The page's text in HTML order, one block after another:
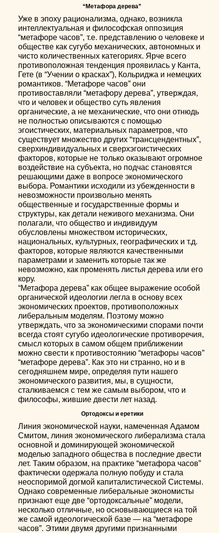
“Метафора дерева”
Уже в эпоху рационализма, однако, возникла
интеллектуальная и философская оппозиция
“метафоре часов”, т.е. представлению о человеке и
обществе как сугубо механических, автономных и
чисто количественных категориях. Ярче всего
противоположная тенденция проявилась у Канта,
Гете (в “Учении о красках”), Кольриджа и немецких
романтиков. “Метафоре часов” они
противоставляли “метафору дерева”, утверждая,
что и человек и общество суть явления
органические, а не механические, что они отнюдь
не полностью описываются с помощью
эгоистических, материальных параметров, что
существует множество других “трансцендентных”,
сверхиндивидуальных и сверхэгоистических
факторов, которые не только оказывают огромное
воздействие на субъекта, но подчас становятся
решающими даже в вопросе экономического
выбора. Романтики исходили из убежденности в
невозможности произвольно менять
общественные и государственные формы и
структуры, как детали неживого механизма. Они
полагали, что общество и индивидуум
обусловлены множеством исторических,
национальных, культурных, географических и т.д.
факторов, которые являются качественными
параметрами и заменить которые так же
невозможно, как променять листья дерева или его
кору.
“Метафора дерева” как общее выражение особой
органической идеологии легла в основу всех
экономических проектов, противоположных
либеральным моделям. Поэтому можно
утверждать, что за экономическими спорами почти
всегда стоят сугубо идеологические противоречия,
смысл которых в самом общем приближении
можно свести к противостоянию “метафоры часов”
“метафоре дерева”. Как это ни странно, но и в
сегодняшнем мире, определяя пути нашего
экономического развития, мы, в сущности,
сталкиваемся с тем же самым выбором, что и
философы, жившие двести лет назад.
Ортодоксы и еретики
Линия экономической науки, намеченная Адамом
Смитом, линия экономического либерализма стала
основной и доминирующей экономической
моделью западного общества в последние двести
лет. Таким образом, на практике “метафора часов”
фактически одержала полную побуду и стала
неоспоримой догмой капиталистической Системы.
Однако современные либеральные экономисты
признают еще две “ортодоксальные” модели,
несколько отличные, но основывающиеся на той
же самой идеологической базе — на “метафоре
часов”. Этими двумя другими признанными